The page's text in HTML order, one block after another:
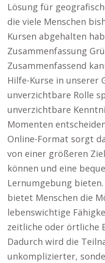
Lösung für
die viele Menschen
Kursen abgehalten
Zusammenfassung
Zusammenfassend
Hilfe-Kurse in unserer
unverzichtbare Rolle
unverzichtbare
Momenten
Online-Format sorgt
von einer größeren
können und eine
Lernumgebung
bietet Menschen die
lebenswichtige
zeitliche oder örtliche
Dadurch wird die
unkomplizierter,